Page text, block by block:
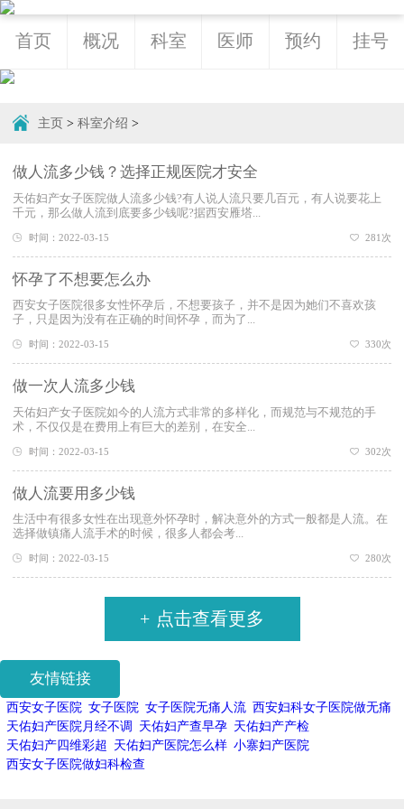
首页 概况 科室 医师 预约 挂号
主页 > 科室介绍 >
做人流多少钱？选择正规医院才安全
天佑妇产女子医院做人流多少钱?有人说人流只要几百元，有人说要花上
千元，那么做人流到底要多少钱呢?据西安雁塔...
时间：2022-03-15 281次
怀孕了不想要怎么办
西安女子医院很多女性怀孕后，不想要孩子，并不是因为她们不喜欢孩
子，只是因为没有在正确的时间怀孕，而为了...
时间：2022-03-15 330次
做一次人流多少钱
天佑妇产女子医院如今的人流方式非常的多样化，而规范与不规范的手
术，不仅仅是在费用上有巨大的差别，在安全...
时间：2022-03-15 302次
做人流要用多少钱
生活中有很多女性在出现意外怀孕时，解决意外的方式一般都是人流。在
选择做镇痛人流手术的时候，很多人都会考...
时间：2022-03-15 280次
+ 点击查看更多
友情链接
西安女子医院 女子医院 女子医院无痛人流 西安妇科女子医院做无痛
天佑妇产医院月经不调
天佑妇产查早孕 天佑妇产产检
天佑妇产四维彩超 天佑妇产医院怎么样 小寨妇产医院
西安女子医院做妇科检查